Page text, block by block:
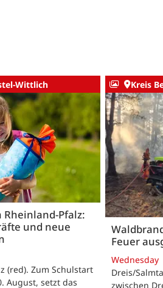
Wittlich
Rheinland-Pfalz:
und neue
(red). Zum Schulstart
August, setzt das
Kreis
Feuer
Wednesday
Dreis/
zwischen